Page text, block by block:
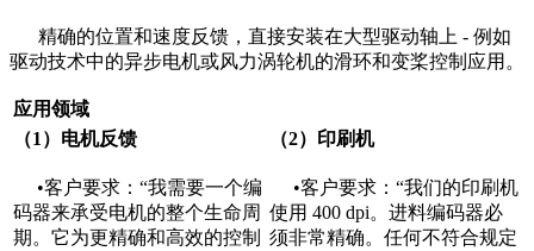
精确的位置和速度反馈，直接安装在大型驱动轴上 - 例如
驱动技术中的异步电机或风力涡轮机的滑环和变桨控制应用。
应用领域
（1）电机反馈
（2）印刷机
•客户要求：“我需要一个编
码器来承受电机的整个生命周
期。它为更精确和高效的控制
•客户要求：“我们的印刷机
使用 400 dpi。进料编码器必
须非常精确。任何不符合规定